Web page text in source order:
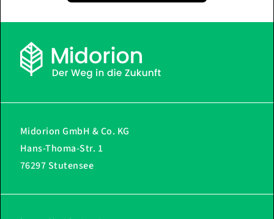
Midorion GmbH & Co. KG
Hans-Thoma-Str. 1
76297 Stutensee